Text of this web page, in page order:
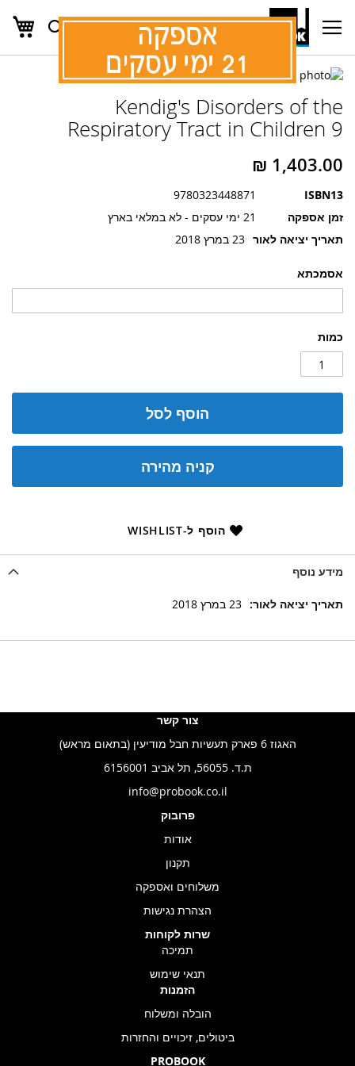
Skip
Content
חפש
אסמכתא
כמות
הוסף לסל
קניה מהירה
הוסף ל-WISHLIST
Kendig's Disorders of the
Respiratory Tract in Children 9
ISBN13
9780323448871
זמן אספקה
21 ימי עסקים - לא במלאי בארץ
תאריך יציאה לאור 23 במרץ 2018
לדלג
של
גלריית
תמונות
להתחלה
של
גלריית
מידע נוסף
מידע
23 במרץ 2018
צור קשר
האגוז 6 פארק תעשיות חבל מודיעין (בתאום מראש)
ת.ד. 56055, תל אביב 6156001
info@probook.co.il
פרובוק
אודות
תקנון
משלוחים ואספקה
הצהרת נגישות
שרות לקוחות
תמיכה
תנאי שימוש
הזמנות
הובלה ומשלוח
ביטולים, זיכויים והחזרות
PROBOOK